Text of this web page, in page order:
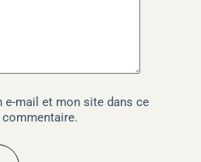
e-mail et mon site dans ce